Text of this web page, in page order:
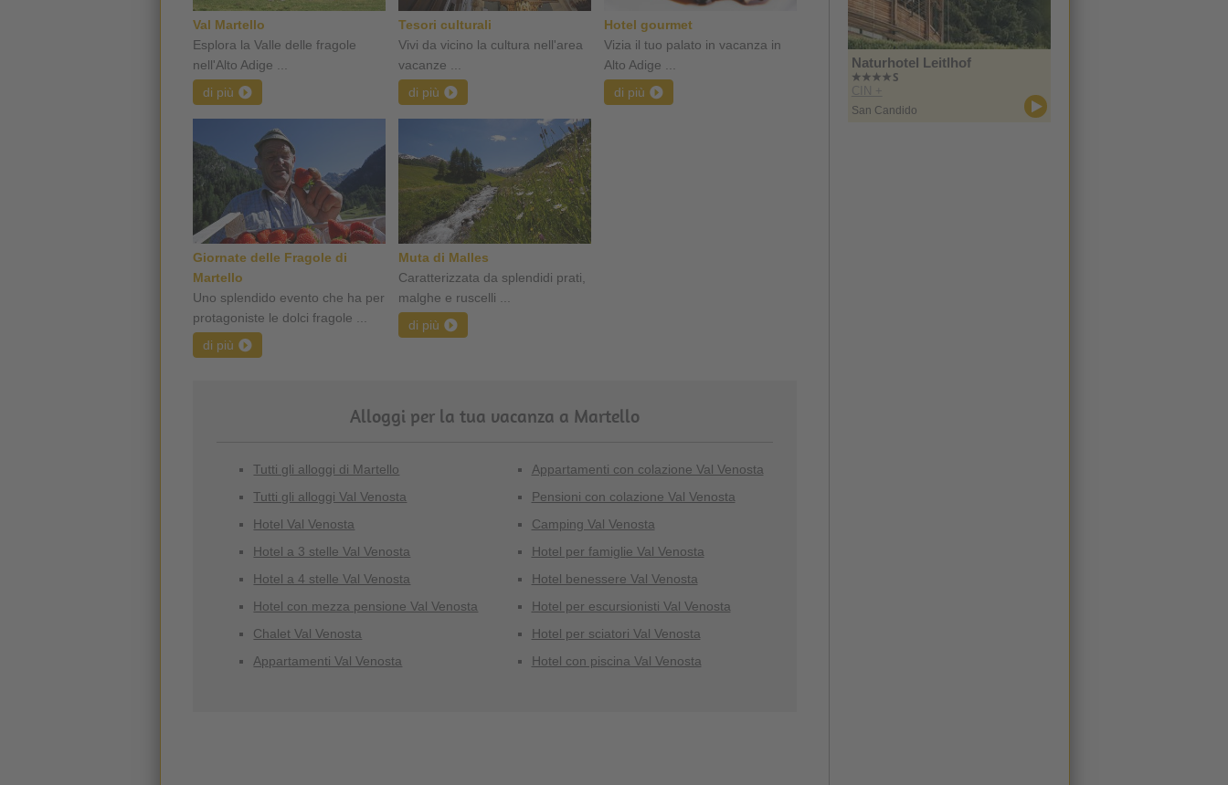
Val Martello
Esplora la Valle delle fragole
nell'Alto Adige ...
di più
Tesori culturali
Vivi da vicino la cultura nell'area
vacanze ...
di più
Hotel gourmet
Vizia il tuo palato in vacanza in
Alto Adige ...
di più
Giornate delle Fragole di
Martello
Uno splendido evento che ha per
protagoniste le dolci fragole ...
di più
Muta di Malles
Caratterizzata da splendidi prati,
malghe e ruscelli ...
di più
Alloggi per la tua vacanza a Martello
Tutti gli alloggi di Martello
Tutti gli alloggi Val Venosta
Hotel Val Venosta
Hotel a 3 stelle Val Venosta
Hotel a 4 stelle Val Venosta
Hotel con mezza pensione Val Venosta
Chalet Val Venosta
Appartamenti Val Venosta
Appartamenti con colazione Val Venosta
Pensioni con colazione Val Venosta
Camping Val Venosta
Hotel per famiglie Val Venosta
Hotel benessere Val Venosta
Hotel per escursionisti Val Venosta
Hotel per sciatori Val Venosta
Hotel con piscina Val Venosta
Naturhotel Leitlhof
CIN +
San Candido